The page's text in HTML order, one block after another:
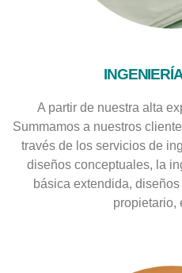
A partir de nuestra alta
Summamos a nuestros
través de los servicios de
diseños conceptuales, la
básica extendida,
propietario,